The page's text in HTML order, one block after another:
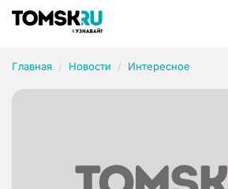
Главная Новости Интересное